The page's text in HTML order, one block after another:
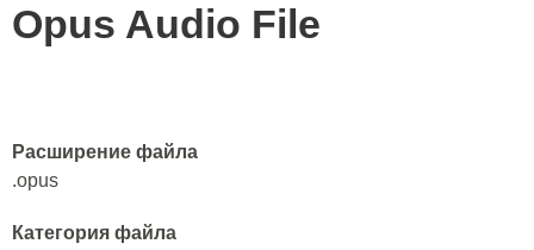
Opus Audio File
Расширение файла
.opus
Категория файла